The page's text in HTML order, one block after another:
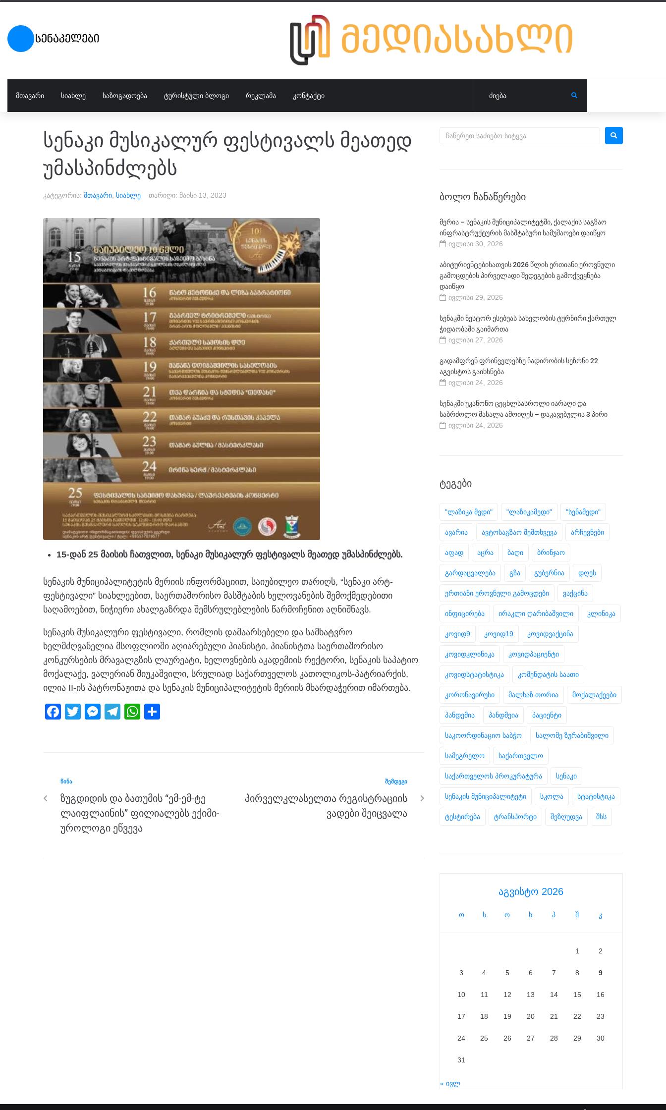
ᲛᲗᲐᲕᲐᲠᲘ ᲡᲘᲐᲮᲚᲔ ᲡᲐᲖᲝᲒᲐᲓᲝᲔᲑᲐ ᲢᲣᲠᲘᲡᲢᲣᲚᲘ ᲑᲚᲝᲒᲘ ᲠᲔᲙᲚᲐᲛᲐ ᲙᲝᲜᲢᲐᲥᲢᲘ
სენაკი მუსიკალურ ფესტივალს მეათედ
უმასპინძლებს
კატეგორია: მთავარი სიახლე თარიღი: მაისი 13, 2023
15-დან 25 მაისის ჩათვლით, სენაკი მუსიკალურ ფესტივალს მეათედ უმასპინძლებს.
სენაკის მუნიციპალიტეტის მერიის ინფორმაციით, საიუბილეო თარიღს, “სენაკი არტ-
ფესტივალი” სიახლეებით, საერთაშორისო მასშტაბის ხელოვანების შემოქმედებითი
საღამოებით, ნიჭიერი ახალგაზრდა შემსრულებლების წარმოჩენით აღნიშნავს.
სენაკის მუსიკალური ფესტივალი, რომლის დამაარსებელი და სამხატვრო
ხელმძღვანელია მსოფლიოში აღიარებული პიანისტი, პიანისტთა საერთაშორისო
კონკურსების მრავალგზის ლაურეატი, ხელოვნების აკადემიის რექტორი, სენაკის საპატიო
მოქალაქე, ვალერიან შიუკაშვილი, სრულიად საქართველოს კათოლიკოს-პატრიარქის,
ილია II-ის პატრონაჟითა და სენაკის მუნიციპალიტეტის მერიის მხარდაჭერით იმართება.
F
b
o
o
k
T
M
g
er
T
m
W
p
p
ᲬᲘᲜᲐ
ზუგდიდის და ბათუმის “ემ-ემ-ტე
ლაიფლაინის” ფილიალებს ექიმი-
უროლოგი ეწვევა
ᲨᲔᲛᲓᲔᲒᲘ
პირველკლასელთა რეგისტრაციის
ვადები შეიცვალა
ᲑᲝᲚᲝ ᲩᲐᲜᲐᲬᲔᲠᲔᲑᲘ
მერია – სენაკის მუნიციპალიტეტში, ქალაქის საგზაო
ინფრასტრუქტურის მასშტაბური სამუშაოები დაიწყო
ივლისი 30, 2026
აბიტურიენტებისათვის 2026 წლის ერთიანი ეროვნული
გამოცდების პირველადი შედეგების გამოქვეყნება
დაიწყო
ივლისი 29, 2026
სენაკში ნესტორ ესებუას სახელობის ტურნირი ქართულ
ჭიდაობაში გაიმართა
ივლისი 27, 2026
გადამფრენ ფრინველებზე ნადირობის სეზონი 22
აგვისტოს გაიხსნება
ივლისი 24, 2026
სენაკში უკანონო ცეცხლსასროლი იარაღი და
საბრძოლო მასალა ამოიღეს – დაკავებულია 3 პირი
ივლისი 24, 2026
ᲢᲔᲒᲔᲑᲘ
"ლაზიკა მედი" "ლაზიკამედი" "სენამედი"
ავარია ავტოსაგზაო შემთხვევა არჩევნები
აფად აცრა ბაღი ბრინჯაო
გარდაცვალება გზა გუბერნია დღეს
ერთიანი ეროვნული გამოცდები ვაქცინა
ინფიცირება ირაკლი ღარიბაშვილი კლინიკა
კოვიდ9 კოვიდ19 კოვიდვაქცინა
კოვიდკლინიკა კოვიდპაციენტი
კოვიდსტატისტიკა კომენდატის საათი
კორონავირუსი მალხაზ თორია მოქალაქეები
პანდემია პანდმეია პაციენტი
საკოორდინაციო საბჭო სალომე ზურაბიშვილი
სამეგრელო საქართველო
საქართველოს პროკურატურა სენაკი
სენაკის მუნიციპალიტეტი სკოლა სტატისტიკა
ტესტირება ტრანსპორტი შეზღუდვა შსს
აგვისტო 2026
ო ს ო ხ პ შ კ
1 2
3 4 5 6 7 8 9
10 11 12 13 14 15 16
17 18 19 20 21 22 23
24 25 26 27 28 29 30
31
« ივლ